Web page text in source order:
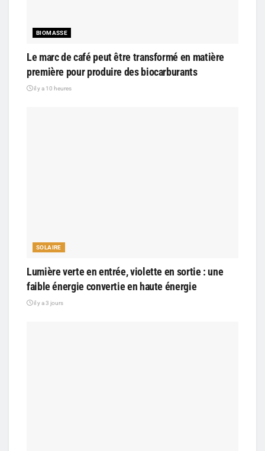
BIOMASSE
Le marc de café peut être transformé en matière
première pour produire des biocarburants
il y a 10 heures
SOLAIRE
Lumière verte en entrée, violette en sortie : une
faible énergie convertie en haute énergie
il y a 3 jours